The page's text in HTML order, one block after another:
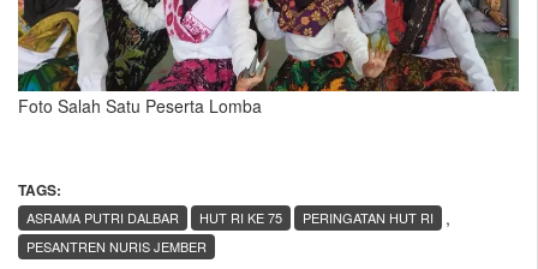
Foto Salah Satu Peserta Lomba
TAGS:
,
ASRAMA PUTRI DALBAR HUT RI KE 75
PERINGATAN HUT RI
PESANTREN NURIS JEMBER